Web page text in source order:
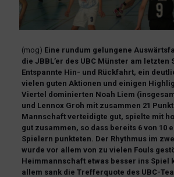
(mog) Eine rundum gelungene
die JBBL’er des UBC Münster am letzten
Entspannte Hin- und Rückfahrt, ein
vielen guten Aktionen und einigen
Viertel dominierten Noah Liem
und Lennox Groh mit zusammen 21
Mannschaft verteidigte gut, spielte mit
gut zusammen, so dass bereits 6 von 10
Spielern punkteten. Der Rhythmus im
wurde vor allem von zu vielen Fouls
Heimmannschaft etwas besser ins Spiel
allem sank die Trefferquote des UBC-